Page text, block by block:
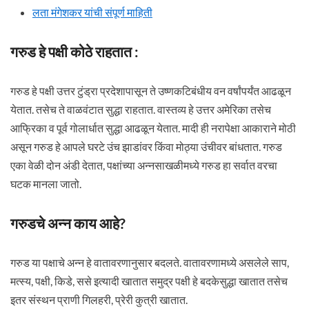
लता मंगेशकर यांची संपूर्ण माहिती
गरुड हे पक्षी कोठे राहतात :
गरुड हे पक्षी उत्तर टुंड्रा प्रदेशापासून ते उष्णकटिबंधीय वन वर्षांपर्यंत आढळून
येतात. तसेच ते वाळवंटात सुद्धा राहतात. वास्तव्य हे उत्तर अमेरिका तसेच
आफ्रिका व पूर्व गोलार्धात सुद्धा आढळून येतात. मादी ही नरापेक्षा आकाराने मोठी
असून गरुड हे आपले घरटे उंच झाडांवर किंवा मोठ्या उंचीवर बांधतात. गरुड
एका वेळी दोन अंडी देतात, पक्षांच्या अन्नसाखळीमध्ये गरुड हा सर्वात वरचा
घटक मानला जातो.
गरुडचे अन्न काय आहे?
गरुड या पक्षाचे अन्न हे वातावरणानुसार बदलते. वातावरणामध्ये असलेले साप,
मत्स्य, पक्षी, किडे, ससे इत्यादी खातात समुद्र पक्षी हे बदकेसुद्धा खातात तसेच
इतर संस्थन प्राणी गिलहरी, प्रेरी कुत्री खातात.